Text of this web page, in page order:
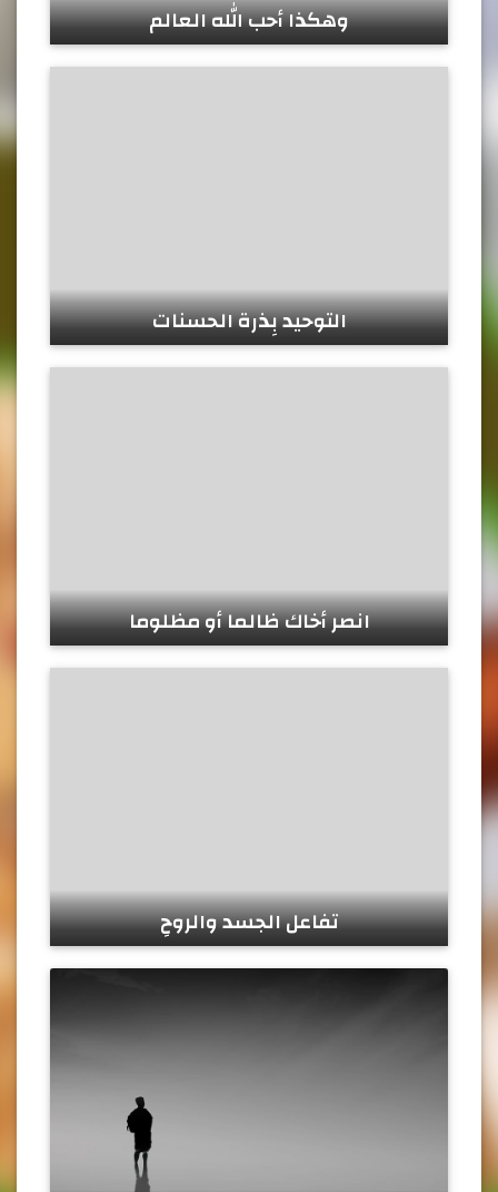
وهكذا أحب الله العالم
التوحيد بِذرة الحسنات
انصر أخاك ظالما أو مظلوما
تفاعل الجسد والروحِ